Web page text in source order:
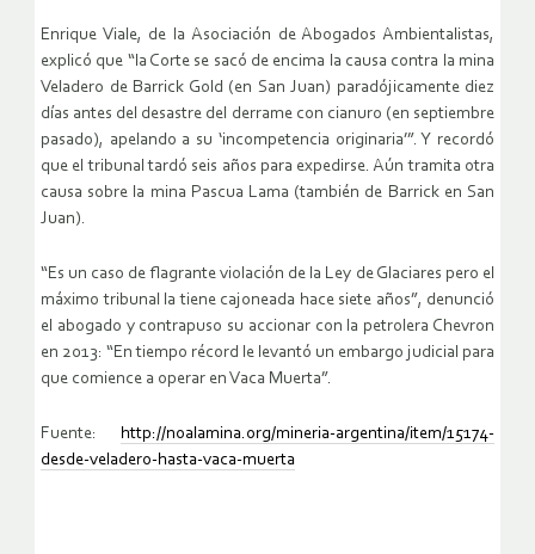
Enrique Viale, de la Asociación de Abogados Ambientalistas,
explicó que “la Corte se sacó de encima la causa contra la mina
Veladero de Barrick Gold (en San Juan) paradójicamente diez
días antes del desastre del derrame con cianuro (en septiembre
pasado), apelando a su ‘incompetencia originaria’”. Y recordó
que el tribunal tardó seis años para expedirse. Aún tramita otra
causa sobre la mina Pascua Lama (también de Barrick en San
Juan).
“Es un caso de flagrante violación de la Ley de Glaciares pero el
máximo tribunal la tiene cajoneada hace siete años”, denunció
el abogado y contrapuso su accionar con la petrolera Chevron
en 2013: “En tiempo récord le levantó un embargo judicial para
que comience a operar en Vaca Muerta”.
Fuente: http://noalamina.org/mineria-argentina/item/15174-
desde-veladero-hasta-vaca-muerta